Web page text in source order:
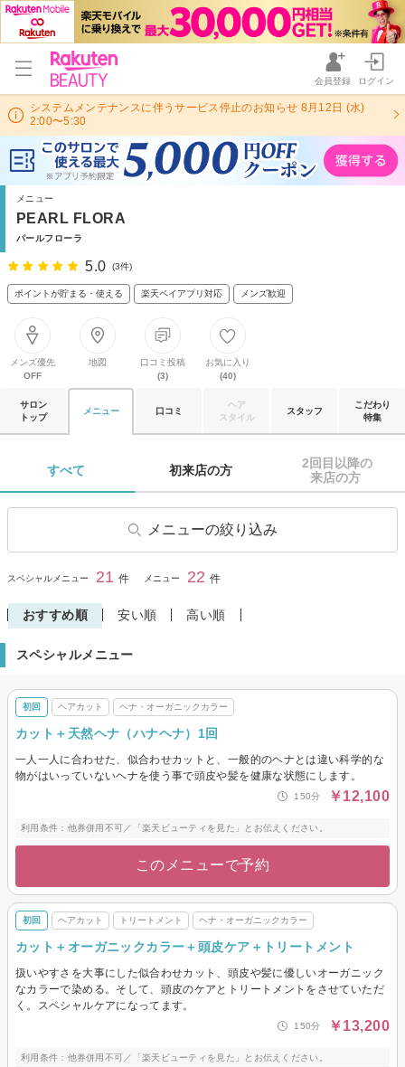
会員登録 ログイン
システムメンテナンスに伴うサービス停止のお知らせ 8月12日 (水)
2:00〜5:30
メニュー
PEARL FLORA
パールフローラ
5.0 (3件)
ポイントが貯まる・使える 楽天ペイアプリ対応 メンズ歓迎
メンズ優先
OFF
地図
口コミ投稿
(3)
お気に入り
(40)
サロン
トップ
メニュー 口コミ
ヘア
スタイル
スタッフ
こだわり
特集
すべて 初来店の方
2回目以降の
来店の方
メニューの絞り込み
ヘアカット
ヘナ・オーガニックカラー
デジタルパーマ
ヘッドスパ・頭皮ケア その他(ヘア)
メンズヘアカット
メンズ縮毛矯正
閉じる
スペシャルメニュー 21 件 メニュー 22 件
おすすめ順 安い順 高い順
スペシャルメニュー
初回 ヘアカット ヘナ・オーガニックカラー
カット＋天然ヘナ（ハナヘナ）1回
一人一人に合わせた、似合わせカットと、一般的のヘナとは違い科学的な
物がはいっていないヘナを使う事で頭皮や髪を健康な状態にします。
150分 ￥12,100
利用条件：他券併用不可／「楽天ビューティを見た」とお伝えください。
このメニューで予約
初回 ヘアカット トリートメント ヘナ・オーガニックカラー
カット＋オーガニックカラー＋頭皮ケア＋トリートメント
扱いやすさを大事にした似合わせカット、頭皮や髪に優しいオーガニック
なカラーで染める。そして、頭皮のケアとトリートメントをさせていただ
く。スペシャルケアになってます。
150分 ￥13,200
利用条件：他券併用不可／「楽天ビューティを見た」とお伝えください。